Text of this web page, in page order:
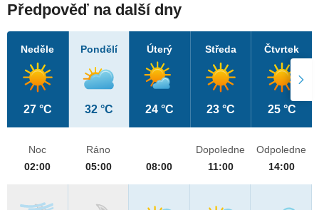
Předpověď na další dny
Neděle
27 °C
Pondělí
32 °C
Úterý
24 °C
Středa
23 °C
Čtvrtek
25 °C
Noc
02:00
Ráno
05:00
08:00
Dopoledne
11:00
Odpoledne
14:00